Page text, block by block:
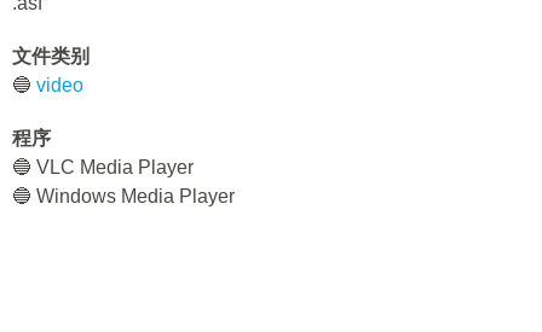
文件类别
🔵 video
程序
🔵 VLC Media Player
🔵 Windows Media Player